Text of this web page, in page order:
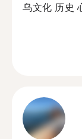
乌文化 历史